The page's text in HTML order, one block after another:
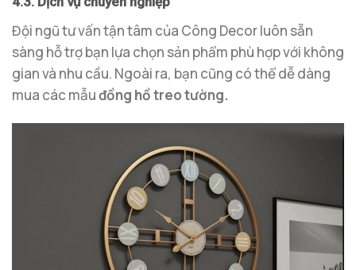
Đội ngũ tư vấn tận tâm của Công Decor luôn sẵn
sàng hỗ trợ bạn lựa chọn sản phẩm phù hợp với không
gian và nhu cầu. Ngoài ra, bạn cũng có thể dễ dàng
mua các mẫuđồng hồ treo tường.